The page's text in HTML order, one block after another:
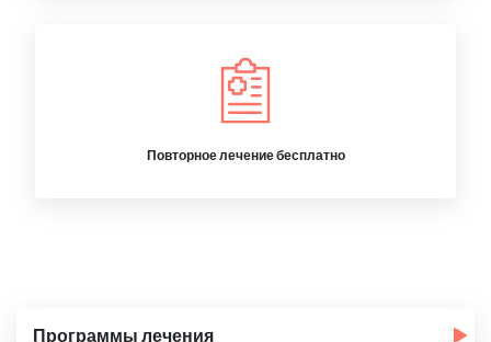
Повторное лечение бесплатно
Программы лечения